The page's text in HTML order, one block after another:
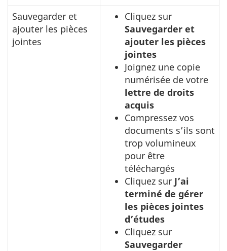
Sauvegarder et
ajouter les pièces
jointes
Cliquez sur
Sauvegarder et
ajouter les pièces
jointes
Joignez une copie
numérisée de votre
lettre de droits
acquis
Compressez vos
documents s’ils sont
trop volumineux
pour être
téléchargés
Cliquez sur J’ai
terminé de gérer
les pièces jointes
d’études
Cliquez sur
Sauvegarder